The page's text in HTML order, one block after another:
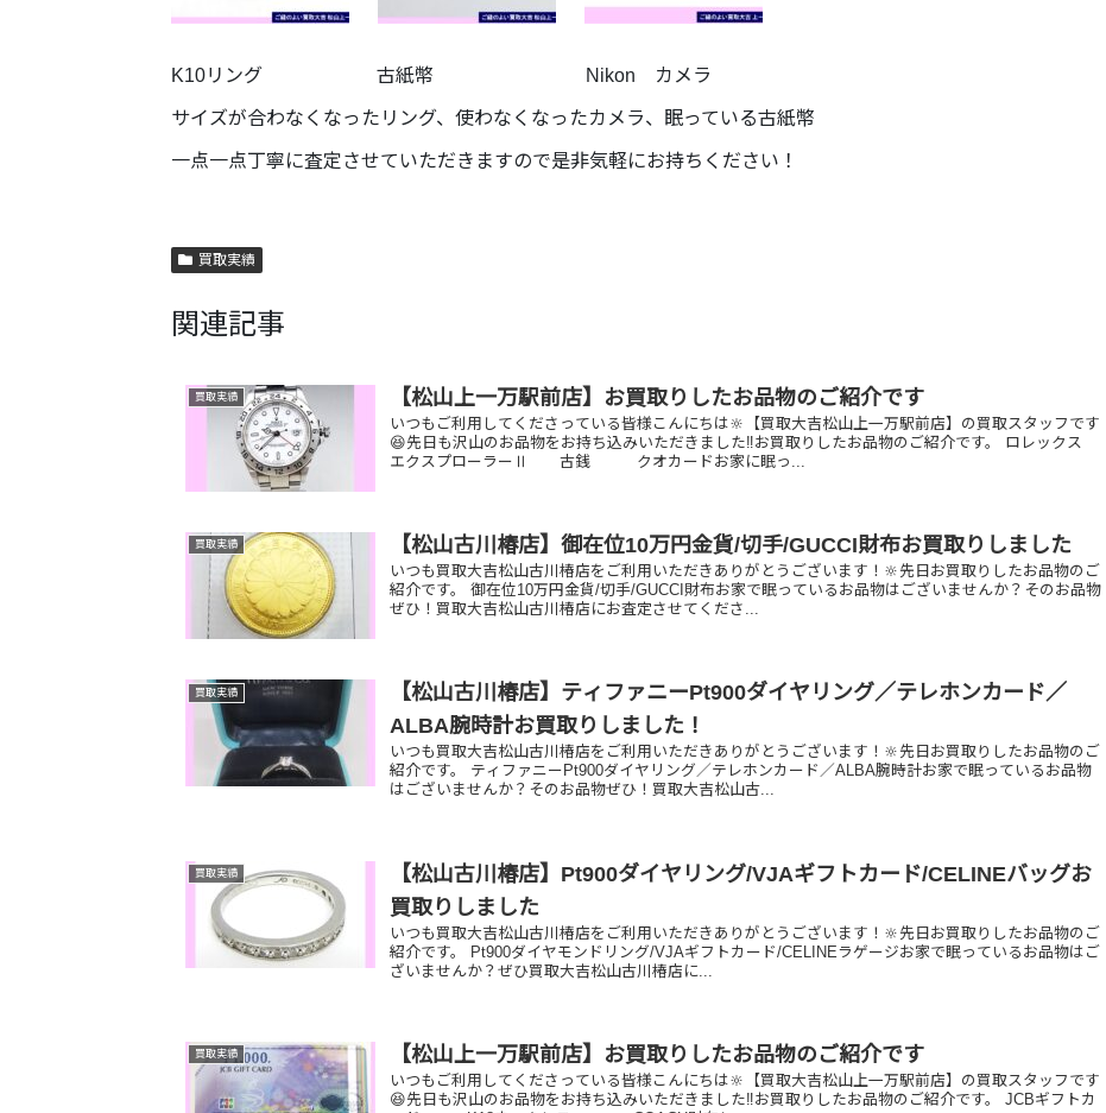
K10リング 古紙幣 Nikon カメラ
サイズが合わなくなったリング、使わなくなったカメラ、眠っている古紙幣
一点一点丁寧に査定させていただきますので是非気軽にお持ちください！
買取実績
関連記事
買取実績 【松山上一万駅前店】お買取りしたお品物のご紹介です
いつもご利用してくださっている皆様こんにちは🔆【買取大吉松山上一万駅前店】の買取スタッフです
😆先日も沢山のお品物をお持ち込みいただきました‼️お買取りしたお品物のご紹介です。 ロレックス
エクスプローラーⅡ 古銭 クオカードお家に眠っ...
買取実績 【松山古川椿店】御在位10万円金貨/切手/GUCCI財布お買取りしました
いつも買取大吉松山古川椿店をご利用いただきありがとうございます！🔆先日お買取りしたお品物のご
紹介です。 御在位10万円金貨/切手/GUCCI財布お家で眠っているお品物はございませんか？そのお品物
ぜひ！買取大吉松山古川椿店にお査定させてくださ...
買取実績
【松山古川椿店】ティファニーPt900ダイヤリング／テレホンカード／
ALBA腕時計お買取りしました！
いつも買取大吉松山古川椿店をご利用いただきありがとうございます！🔆先日お買取りしたお品物のご
紹介です。 ティファニーPt900ダイヤリング／テレホンカード／ALBA腕時計お家で眠っているお品物
はございませんか？そのお品物ぜひ！買取大吉松山古...
買取実績
【松山古川椿店】Pt900ダイヤリング/VJAギフトカード/CELINEバッグお
買取りしました
いつも買取大吉松山古川椿店をご利用いただきありがとうございます！🔆先日お買取りしたお品物のご
紹介です。 Pt900ダイヤモンドリング/VJAギフトカード/CELINEラゲージお家で眠っているお品物はご
ざいませんか？ぜひ買取大吉松山古川椿店に...
買取実績 【松山上一万駅前店】お買取りしたお品物のご紹介です
いつもご利用してくださっている皆様こんにちは🔆【買取大吉松山上一万駅前店】の買取スタッフです
😆先日も沢山のお品物をお持ち込みいただきました‼️お買取りしたお品物のご紹介です。 JCBギフトカ